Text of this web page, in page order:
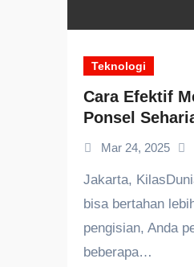
Teknologi
Cara Efektif
Ponsel
Mar 24, 2025
Jakarta, KilasDunia – Agar baterai ponsel
bisa bertahan
pengisian, Anda
beberapa…